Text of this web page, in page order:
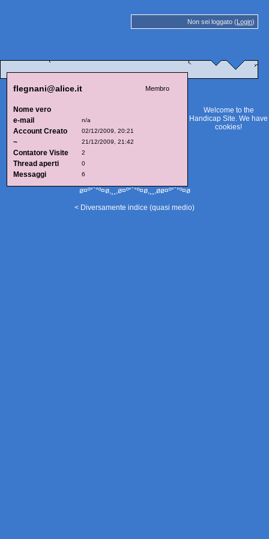
Non sei loggato (Login)
flegnani@alice.it Membro
Nome vero
e-mail
n/a
Account Creato 02/12/2009, 20:21
~ 21/12/2009, 21:42
Contatore Visite 2
Thread aperti 0
Messaggi 6
Welcome to the
Handicap Site. We have
cookies!
ø¤º°`°º¤ø,¸¸,ø¤º°`°º¤ø,¸¸,øø¤º°`°º¤ø
< Diversamente indice (quasi medio)